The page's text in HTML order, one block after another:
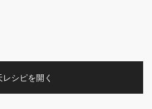
レシピを開く